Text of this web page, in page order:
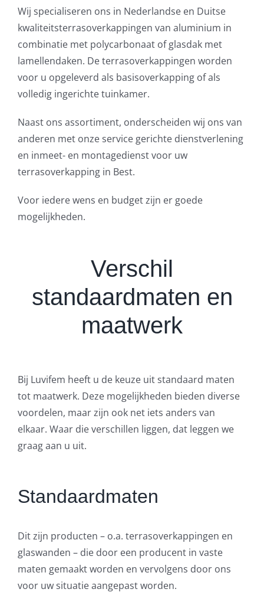
Wij specialiseren ons in Nederlandse en Duitse
kwaliteitsterrasoverkappingen van aluminium in
combinatie met polycarbonaat of glasdak met
lamellendaken. De terrasoverkappingen worden
voor u opgeleverd als basisoverkapping of als
volledig ingerichte tuinkamer.
Naast ons assortiment, onderscheiden wij ons van
anderen met onze service gerichte dienstverlening
en inmeet- en montagedienst voor uw
terrasoverkapping in Best.
Voor iedere wens en budget zijn er goede
mogelijkheden.
Verschil
standaardmaten en
maatwerk
Bij Luvifem heeft u de keuze uit standaard maten
tot maatwerk. Deze mogelijkheden bieden diverse
voordelen, maar zijn ook net iets anders van
elkaar. Waar die verschillen liggen, dat leggen we
graag aan u uit.
Standaardmaten
Dit zijn producten – o.a. terrasoverkappingen en
glaswanden – die door een producent in vaste
maten gemaakt worden en vervolgens door ons
voor uw situatie aangepast worden.